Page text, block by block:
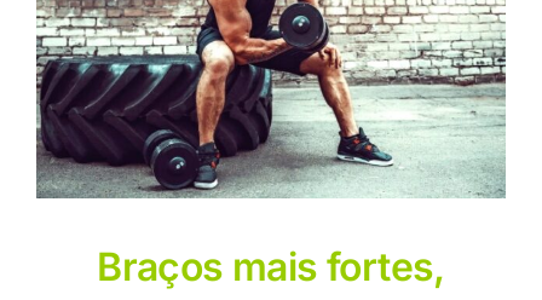
Arms
and
Shoulders
Braços mais fortes,